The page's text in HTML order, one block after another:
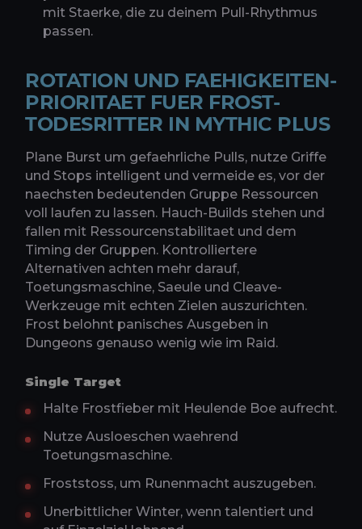
mit Staerke, die zu deinem Pull-Rhythmus
passen.
ROTATION UND FAEHIGKEITEN-
PRIORITAET FUER FROST-
TODESRITTER IN MYTHIC PLUS
Plane Burst um gefaehrliche Pulls, nutze Griffe
und Stops intelligent und vermeide es, vor der
naechsten bedeutenden Gruppe Ressourcen
voll laufen zu lassen. Hauch-Builds stehen und
fallen mit Ressourcenstabilitaet und dem
Timing der Gruppen. Kontrolliertere
Alternativen achten mehr darauf,
Toetungsmaschine, Saeule und Cleave-
Werkzeuge mit echten Zielen auszurichten.
Frost belohnt panisches Ausgeben in
Dungeons genauso wenig wie im Raid.
Single Target
Halte Frostfieber mit Heulende Boe aufrecht.
Nutze Ausloeschen waehrend
Toetungsmaschine.
Froststoss, um Runenmacht auszugeben.
Unerbittlicher Winter, wenn talentiert und